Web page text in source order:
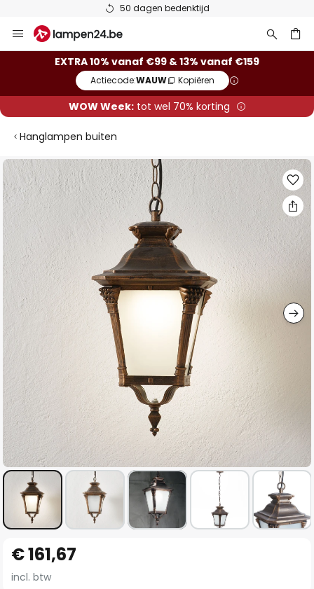
50 dagen bedenktijd
naar
EXTRA 10% vanaf €99 & 13% vanaf €159
Actiecode:WAUW Kopiëren
WOW Week:tot wel 70% korting
Hanglampen buiten
Ga
naar
het
einde
van
de
afbeeldingen-
gallerij
naar
het
€ 161,67
incl. btw